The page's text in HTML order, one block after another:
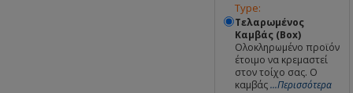
Type:
Τελαρωμένος
Καμβάς (Box)
Ολοκληρωμένο προϊόν
έτοιμο να κρεμαστεί
στον τοίχο σας. Ο
καμβάς...Περισσότερα